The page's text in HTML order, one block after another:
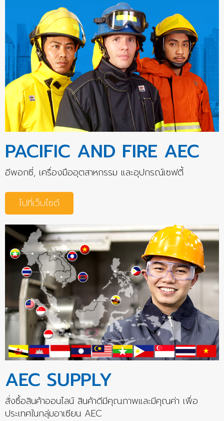
PACIFIC AND FIRE AEC
อีพอกซี่, เครื่องมืออุตสาหกรรม และอุปกรณ์เซฟตี้
ไปที่เว็บไซต์
AEC SUPPLY
สั่งซื้อสินค้าออนไลน์ สินค้าดีมีคุณภาพและมีคุณค่า เพื่อ
ประเทศในกลุ่มอาเซียน AEC